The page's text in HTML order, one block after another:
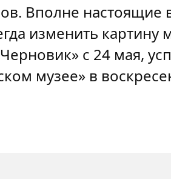
Вполне настоящие
изменить
с 24 мая,
музее» в